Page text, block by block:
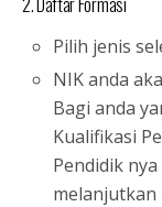
Pilih jenis
NIK anda
Bagi anda
Kualifikasi
Pendidik
melanjutkan